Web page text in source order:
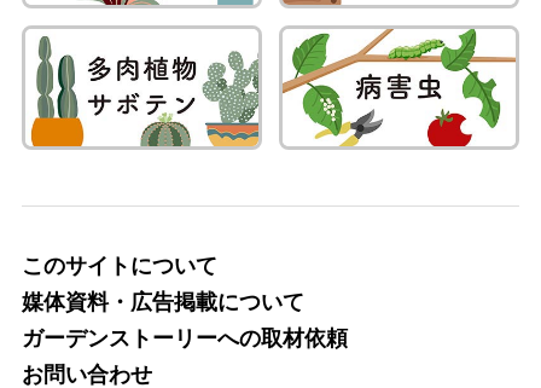
このサイトについて
媒体資料・広告掲載について
ガーデンストーリーへの取材依頼
お問い合わせ